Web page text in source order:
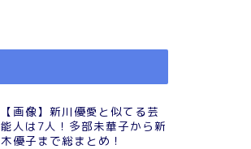
【画像】新川優愛と似てる芸
能人は7人！多部未華子から新
木優子まで総まとめ！